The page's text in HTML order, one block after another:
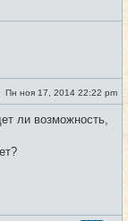
#15
С
о
б
н
Пн ноя 17, 2014 22:22 pm
ли возможность,